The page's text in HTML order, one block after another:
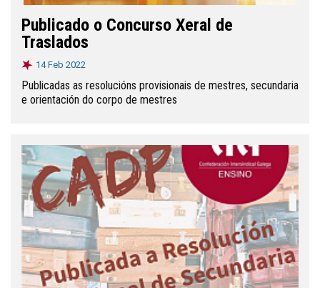
Publicado o Concurso Xeral de
Traslados
14 Feb 2022
Publicadas as resolucións provisionais de mestres, secundaria
e orientación do corpo de mestres